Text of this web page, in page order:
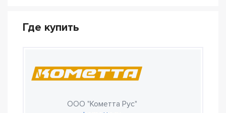
Где купить
ООО "Кометта Рус"